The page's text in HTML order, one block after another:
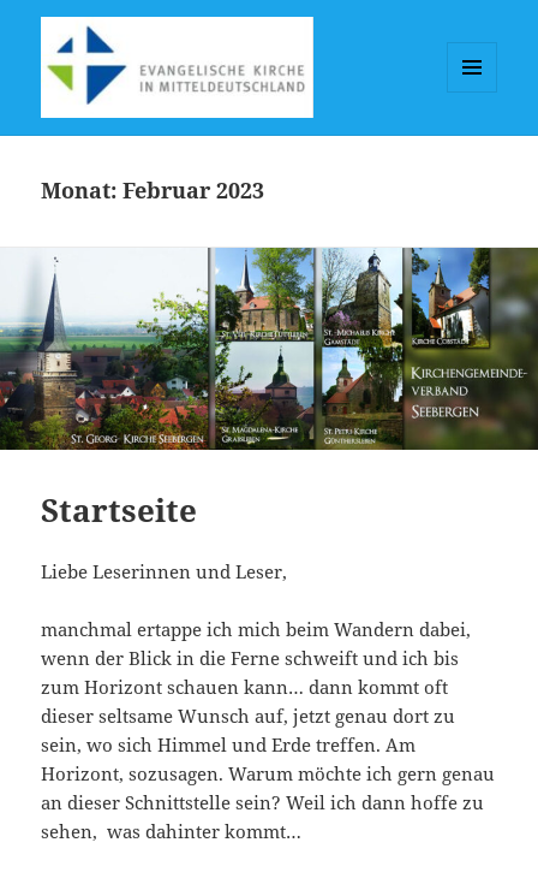
WIDGETS
Monat:Februar 2023
Startseite
Liebe Leserinnen und Leser,
manchmal ertappe ich mich beim Wandern dabei,
wenn der Blick in die Ferne schweift und ich bis
zum Horizont schauen kann… dann kommt oft
dieser seltsame Wunsch auf, jetzt genau dort zu
sein, wo sich Himmel und Erde treffen. Am
Horizont, sozusagen. Warum möchte ich gern genau
an dieser Schnittstelle sein? Weil ich dann hoffe zu
sehen, was dahinter kommt…